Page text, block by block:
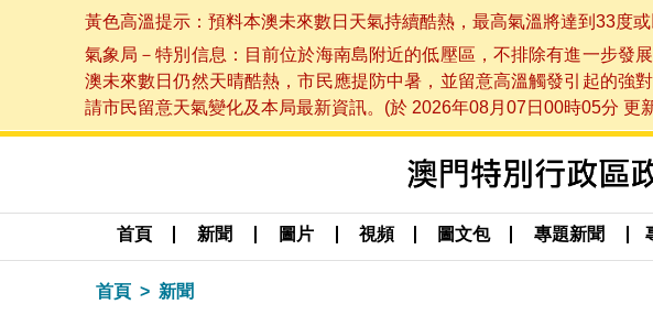
黃色高溫提示：預料本澳未來數日天氣持續酷熱，最高氣溫將達到33度
氣象局－特別信息：目前位於海南島附近的低壓區，不排除有進一步發
澳未來數日仍然天晴酷熱，市民應提防中暑，並留意高溫觸發引起的強
請市民留意天氣變化及本局最新資訊。(於 2026年08月07日00時05分 更
首頁 新聞 圖片 視頻 圖文包 專題新聞
首頁 新聞